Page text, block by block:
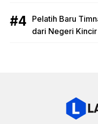
Pelatih Baru
dari Negeri